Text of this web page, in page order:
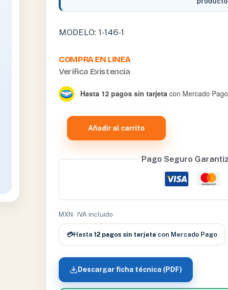
MODELO: 1-146-1
COMPRA EN LINEA
Verifica Existencia
Hasta 12 pagos sin tarjeta con Mercado
MILLER
HOJA
LARINGOSCOPIO
H.P.
cantidad
Añadir al carrito
Pago Seguro
MXN · IVA incluido
💳Hasta12 pagos sin tarjeta con Mercado Pago
Descargar ficha técnica (PDF)